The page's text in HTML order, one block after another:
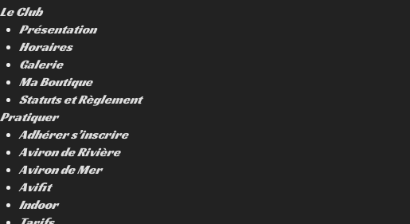
Le Club
Présentation
Horaires
Galerie
Ma Boutique
Statuts et Règlement
Pratiquer
Adhérer s’inscrire
Aviron de Rivière
Aviron de Mer
Avifit
Indoor